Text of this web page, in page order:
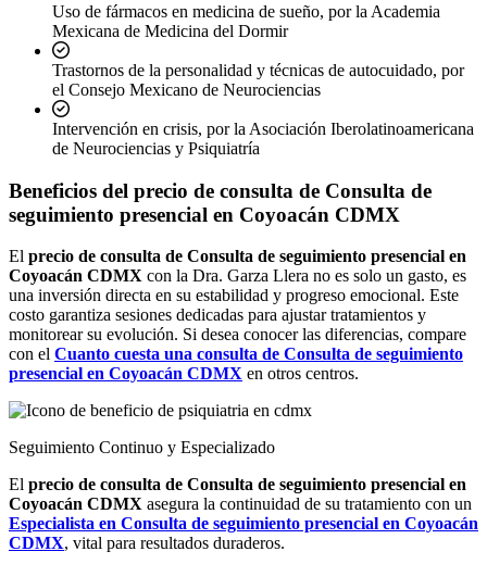
Uso de fármacos en medicina de sueño, por la Academia
Mexicana de Medicina del Dormir
Trastornos de la personalidad y técnicas de autocuidado, por
el Consejo Mexicano de Neurociencias
Intervención en crisis, por la Asociación Iberolatinoamericana
de Neurociencias y Psiquiatría
Beneficios del precio de consulta de Consulta de
seguimiento presencial en Coyoacán CDMX
El precio de consulta de Consulta de seguimiento presencial en
Coyoacán CDMX con la Dra. Garza Llera no es solo un gasto, es
una inversión directa en su estabilidad y progreso emocional. Este
costo garantiza sesiones dedicadas para ajustar tratamientos y
monitorear su evolución. Si desea conocer las diferencias, compare
con el Cuanto cuesta una consulta de Consulta de seguimiento
presencial en Coyoacán CDMX en otros centros.
Seguimiento Continuo y Especializado
El precio de consulta de Consulta de seguimiento presencial en
Coyoacán CDMX asegura la continuidad de su tratamiento con un
Especialista en Consulta de seguimiento presencial en Coyoacán
CDMX, vital para resultados duraderos.